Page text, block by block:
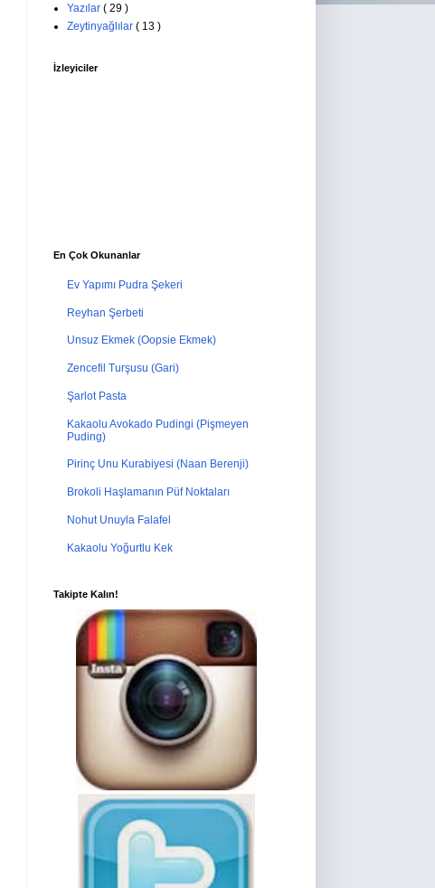
Yazılar ( 29 )
Zeytinyağlılar ( 13 )
İzleyiciler
En Çok Okunanlar
Ev Yapımı Pudra Şekeri
Reyhan Şerbeti
Unsuz Ekmek (Oopsie Ekmek)
Zencefil Turşusu (Gari)
Şarlot Pasta
Kakaolu Avokado Pudingi (Pişmeyen
Puding)
Pirinç Unu Kurabiyesi (Naan Berenji)
Brokoli Haşlamanın Püf Noktaları
Nohut Unuyla Falafel
Kakaolu Yoğurtlu Kek
Takipte Kalın!